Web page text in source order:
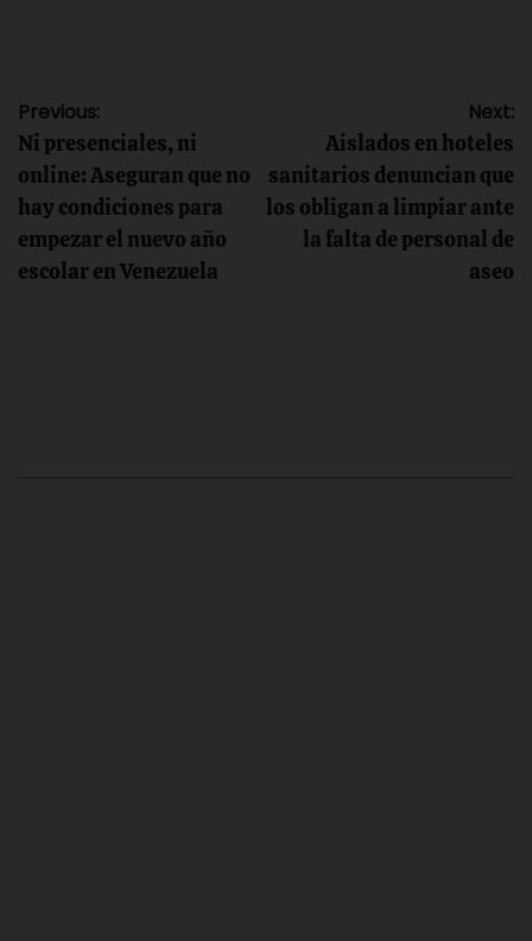
Navegación
de
entradas
Previous:
Ni presenciales, ni
online: Aseguran que no
hay condiciones para
empezar el nuevo año
escolar en Venezuela
Next:
Aislados en hoteles
sanitarios denuncian que
los obligan a limpiar ante
la falta de personal de
aseo